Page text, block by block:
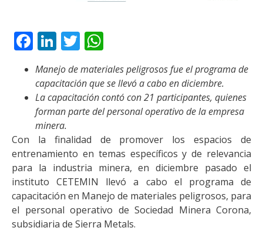
Facebook
LinkedIn
Twitter
Manejo de materiales peligrosos fue el programa de
capacitación que se llevó a cabo en diciembre.
La capacitación contó con 21 participantes, quienes
forman parte del personal operativo de la empresa
minera.
Con la finalidad de promover los espacios de
entrenamiento en temas específicos y de relevancia
para la industria minera, en diciembre pasado el
instituto CETEMIN llevó a cabo el programa de
capacitación en Manejo de materiales peligrosos, para
el personal operativo de Sociedad Minera Corona,
subsidiaria de Sierra Metals.